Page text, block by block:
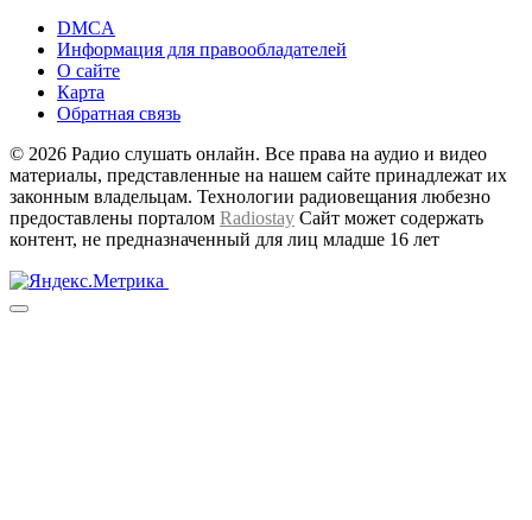
DMCA
Информация для правообладателей
О сайте
Карта
Обратная связь
© 2026 Радио слушать онлайн. Все права на аудио и видео
материалы, представленные на нашем сайте принадлежат их
законным владельцам. Технологии радиовещания любезно
предоставлены порталом Radiostay Сайт может содержать
контент, не предназначенный для лиц младше 16 лет